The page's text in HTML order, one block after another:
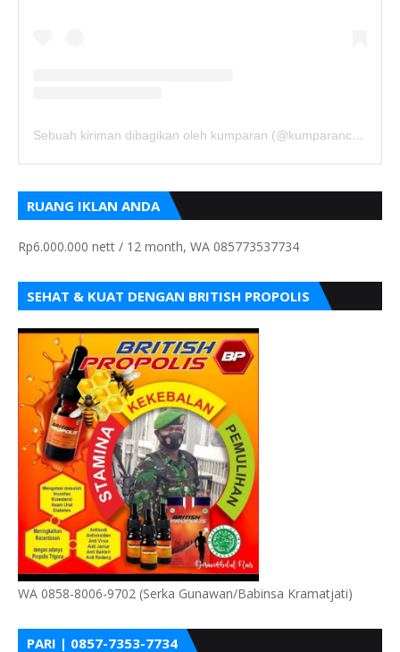
Sebuah kiriman dibagikan oleh kumparan (@kumparancom)
RUANG IKLAN ANDA
Rp6.000.000 nett / 12 month, WA 085773537734
SEHAT & KUAT DENGAN BRITISH PROPOLIS
WA 0858-8006-9702 (Serka Gunawan/Babinsa Kramatjati)
PARI | 0857-7353-7734